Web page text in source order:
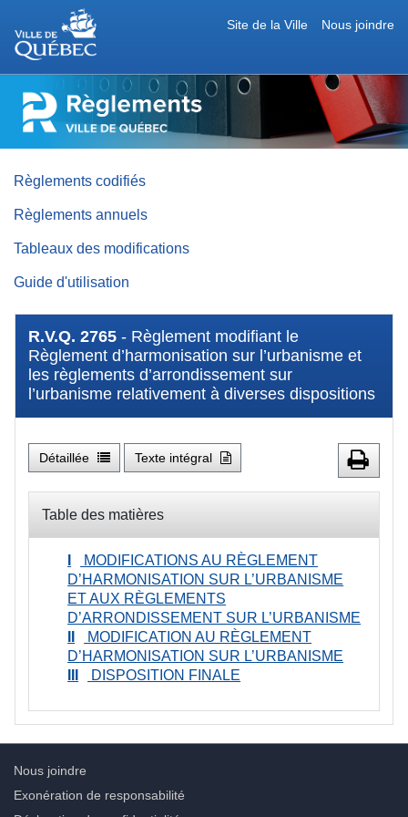
Nous joindre
Site de la Ville
RÈGLEMENTS
DE
QUÉBEC
Règlements codifiés
Règlements annuels
Tableaux des modifications
Guide d'utilisation
R.V.Q. 2765 - Règlement modifiant le
Règlement d’harmonisation sur l’urbanisme et
les règlements d’arrondissement sur
l’urbanisme relativement à diverses dispositions
Détaillée Texte intégral
Table des matières
MODIFICATIONS AU RÈGLEMENT
D’HARMONISATION SUR L’URBANISME
ET AUX RÈGLEMENTS
D’ARRONDISSEMENT SUR L’URBANISME
MODIFICATION AU RÈGLEMENT
D’HARMONISATION SUR L’URBANISME
DISPOSITION FINALE
Nous joindre
Exonération de responsabilité